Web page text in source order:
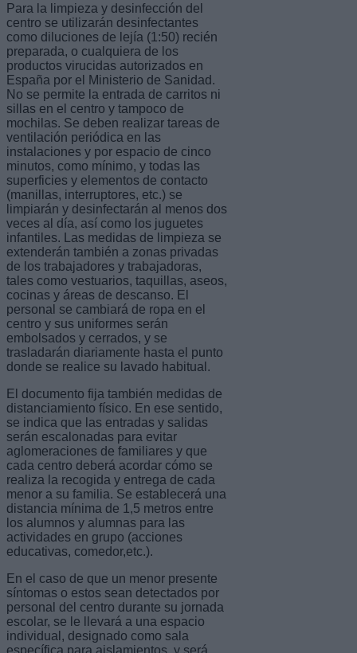
Para la limpieza y desinfección del
centro se utilizarán desinfectantes
como diluciones de lejía (1:50) recién
preparada, o cualquiera de los
productos virucidas autorizados en
España por el Ministerio de Sanidad.
No se permite la entrada de carritos ni
sillas en el centro y tampoco de
mochilas. Se deben realizar tareas de
ventilación periódica en las
instalaciones y por espacio de cinco
minutos, como mínimo, y todas las
superficies y elementos de contacto
(manillas, interruptores, etc.) se
limpiarán y desinfectarán al menos dos
veces al día, así como los juguetes
infantiles. Las medidas de limpieza se
extenderán también a zonas privadas
de los trabajadores y trabajadoras,
tales como vestuarios, taquillas, aseos,
cocinas y áreas de descanso. El
personal se cambiará de ropa en el
centro y sus uniformes serán
embolsados y cerrados, y se
trasladarán diariamente hasta el punto
donde se realice su lavado habitual.
El documento fija también medidas de
distanciamiento físico. En ese sentido,
se indica que las entradas y salidas
serán escalonadas para evitar
aglomeraciones de familiares y que
cada centro deberá acordar cómo se
realiza la recogida y entrega de cada
menor a su familia. Se establecerá una
distancia mínima de 1,5 metros entre
los alumnos y alumnas para las
actividades en grupo (acciones
educativas, comedor,etc.).
En el caso de que un menor presente
síntomas o estos sean detectados por
personal del centro durante su jornada
escolar, se le llevará a una espacio
individual, designado como sala
específica para aislamientos, y será